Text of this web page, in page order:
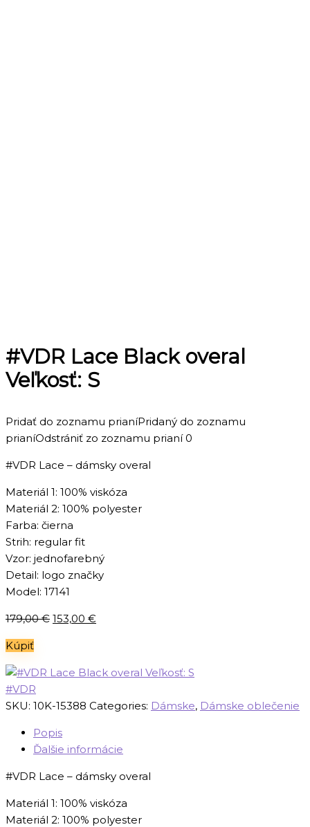
#VDR Lace Black overal
Veľkosť: S
Pridať do zoznamu prianíPridaný do zoznamu
prianíOdstrániť zo zoznamu prianí 0
#VDR Lace – dámsky overal
Materiál 1: 100% viskóza
Materiál 2: 100% polyester
Farba: čierna
Strih: regular fit
Vzor: jednofarebný
Detail: logo značky
Model: 17141
179,00€ Pôvodná
179,00 €.
153,00 €
153,00 €.
Kúpiť
#VDR
SKU: 10K-15388 Categories: Dámske, Dámske oblečenie
Popis
Ďalšie informácie
#VDR Lace – dámsky overal
Materiál 1: 100% viskóza
Materiál 2: 100% polyester